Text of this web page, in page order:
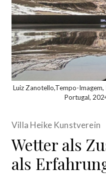
Luiz Zanotello,Tempo-
Portugal,
Villa Heike Kunstverein
Wetter als
als